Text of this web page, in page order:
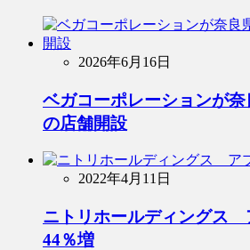
2026年6月16日
ベガコーポレーションが
の店舗開設
2022年4月11日
ニトリホールディングス
44％増